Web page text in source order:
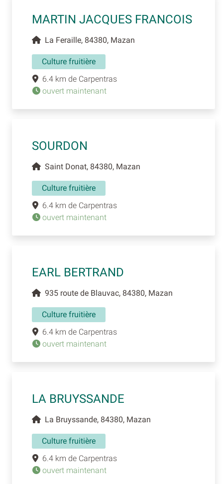
MARTIN JACQUES FRANCOIS
La Feraille, 84380, Mazan
Culture fruitière
6.4 km de Carpentras
ouvert maintenant
SOURDON
Saint Donat, 84380, Mazan
Culture fruitière
6.4 km de Carpentras
ouvert maintenant
EARL BERTRAND
935 route de Blauvac, 84380, Mazan
Culture fruitière
6.4 km de Carpentras
ouvert maintenant
LA BRUYSSANDE
La Bruyssande, 84380, Mazan
Culture fruitière
6.4 km de Carpentras
ouvert maintenant